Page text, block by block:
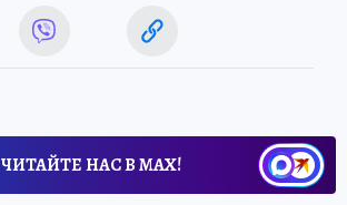
ЧИТАЙТЕ НАС В МАХ!